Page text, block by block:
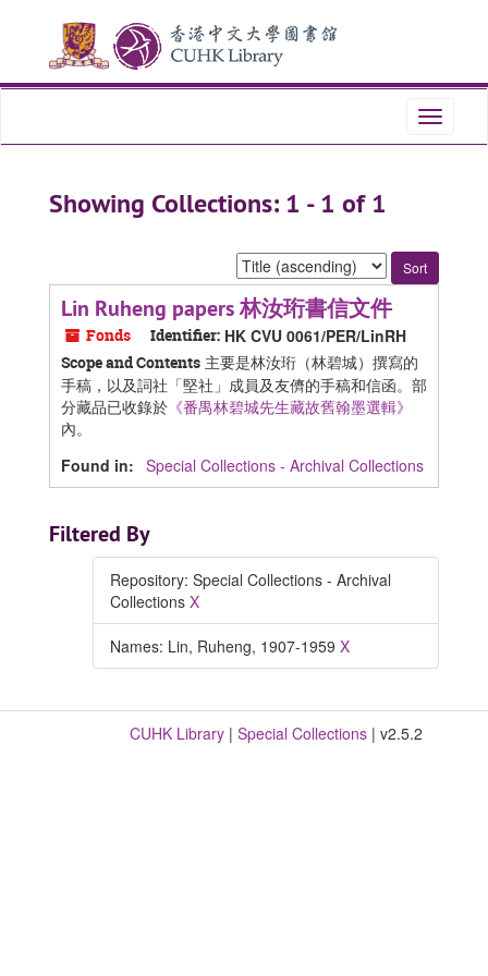
content
Toggle
Showing Collections: 1 - 1 of 1
Sort
by:
Lin Ruheng papers 林汝珩書信文件
Fonds Identifier: HK CVU 0061/PER/LinRH
Scope and Contents 主要是林汝珩（林碧城）撰寫的
手稿，以及詞社「堅社」成員及友儕的手稿和信函。部
分藏品已收錄於 《番禺林碧城先生藏故舊翰墨選輯》
內。
Found in: Special Collections - Archival Collections
Filtered By
Repository: Special Collections - Archival
Collections X
Names: Lin, Ruheng, 1907-1959 X
CUHK Library | Special Collections | v2.5.2